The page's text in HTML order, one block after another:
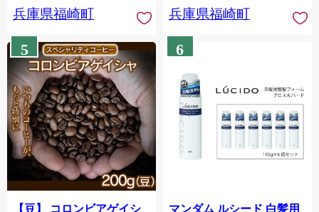
兵庫県福崎町
兵庫県福崎町
5
【豆】 コロンビアゲイシ
6
マンダム ルシード 白髪用